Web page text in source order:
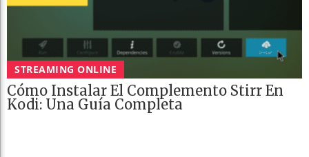
STREAMING ONLINE
Cómo Instalar El Complemento Stirr En
Kodi: Una Guía Completa